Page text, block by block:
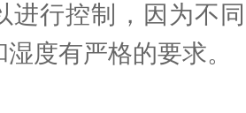
进行控制，因为不
度有严格的要求。